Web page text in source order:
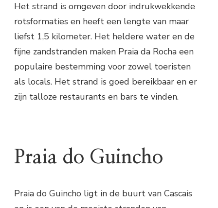
Het strand is omgeven door indrukwekkende
rotsformaties en heeft een lengte van maar
liefst 1,5 kilometer. Het heldere water en de
fijne zandstranden maken Praia da Rocha een
populaire bestemming voor zowel toeristen
als locals. Het strand is goed bereikbaar en er
zijn talloze restaurants en bars te vinden.
Praia do Guincho
Praia do Guincho ligt in de buurt van Cascais